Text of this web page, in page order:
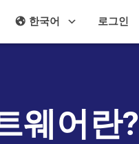
로그인
한국어
웨어란?